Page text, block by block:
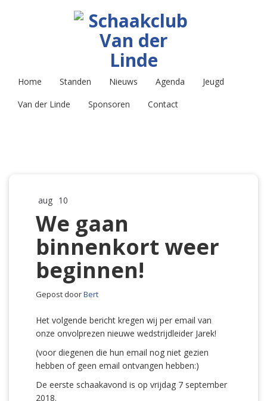
Home Standen Nieuws Agenda
Jeugd
Van der Linde
Sponsoren Contact
aug 10
We gaan
binnenkort weer
beginnen!
Gepost doorBert
Het volgende bericht kregen wij per email van
onze onvolprezen nieuwe wedstrijdleider Jarek!
(voor diegenen die hun email nog niet gezien
hebben of geen email ontvangen hebben:)
De eerste schaakavond is op vrijdag 7 september
2018.